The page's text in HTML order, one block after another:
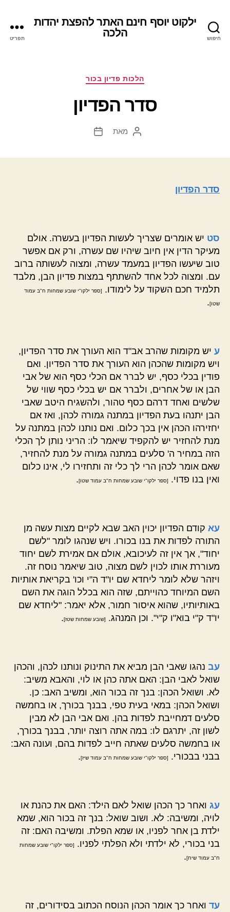
חיפוש
ילקוט יוסף חינם האתר להפצת יהדות
הלכה
תפריט
קטגוריות
הלכות פדיון בכור
סדר הפדיון
המחבר
מאת
תאריך
סדר הפדיון
סט יש אומרים שצריך לעשות הפדיון בעשרה. אולם
מעיקר הדין אין חיוב שיהיו שם עשרה, ורק אם אפשר
טוב שיעשו הפדיון במעמד עשרה, ומצוה לעשותה ברוב
עם. ומצוה לכל אחד להשתתף במצות פדיון הבן, מלבד
תלמיד חכם השקוד על לימודו.
[ספר ילקו"י שובע שמחות ח"ב עמוד
שטו].
ע יש מקומות שהרב אב"ד הוא העורך את סדר הפדיון,
ויש מקומות שהכהן הוא העורך את סדר הפדיון. ואם
פודין בכלי כסף, יש לברר אם הכלי כסף הוא של אבי
הבן או של אחרים, ולברר אם יש בכלי כסף שווי של
שלשים ואחד דרהם כסף טהור, ולהשגיח היטב שאבי
הבן יתנהו בעת הפדיון במתנה גמורה לכהן, ואז אם
יחזירהו הכהן אין בכך כלום. ואם נותנו לכהן במתנה על
מנת להחזיר יש להקפיד שיאמר לו: הריני נותן לך הכלי
הזה במחיר ה' סלעים במתנה גמורה על מנת להחזיר,
שאם אומר לכהן הרי לך כלי זה ותחזירו לי, אינו כלום
ואין בנו פדוי.
[ספר ילקו"י שובע שמחות ח"ב עמוד שטו].
עא קודם הפדיון יכוין האב שבא לקיים מצות עשה מן
התורה לפדות את בנו בכורו. ויש שנהגו לומר "לשם
יחוד", אך אין זה לעיכובא, אולם אם אמירת לשם יחוד
מעוררת אותו לכוין לשם מצוה, טוב שיאמר נוסח זה.
ויזהר שלא לומר ליחדא שם יו"ד ה"י וכו' בקריאת אותיות
השם המיוחד כהוייתם, שזה הוא בכלל הוגה את השם
באותיותיו, שהוא איסור חמור, אלא יאמר: "ליחדא שם
יו"ד ק"י בוא"ו ק"י". וכן המנהג.
[שובע שמחות שטז].
עב נהגו שאבי הבן מביא את התינוק ונותנו לכהן, והכהן
שואל לאבי הבן: האם אתה כהן או לוי, והאבא משיב:
לא. ושואל הכהן: בנך זה בכור הוא, ומשיב האב: כן.
ושואל הכהן: במאי בעית טפי, בבנך בכורך, או בחמשה
סלעים דמחייבת לפדות בהן. ואם אבי הבן לא מבין
לשון זה, יתרגם לו: במה אתה רוצה יותר, בבנך בכורך,
או בחמשה סלעים שאתה חייב לפדות בהם, ועונה האב:
בבני בבכורי.
[ספר ילקו"י שובע שמחות ח"ב עמוד שיז].
עג ואחר כך הכהן שואל לאם הילד: האם את כהנת או
לויה, ומשיבה: לא. ושוב שואל: בנך זה בכור הוא, שמא
ילדת בן אחר לפניו, או שמא הפלת. ומשיבה האם: זה
בני בכורי, לא ילדתי ולא הפלתי לפניו.
[ספר ילקו"י שובע שמחות
ח"ב עמוד שיח].
עד ואחר כך אומר הכהן הנוסח הכתוב בסידורים, זה